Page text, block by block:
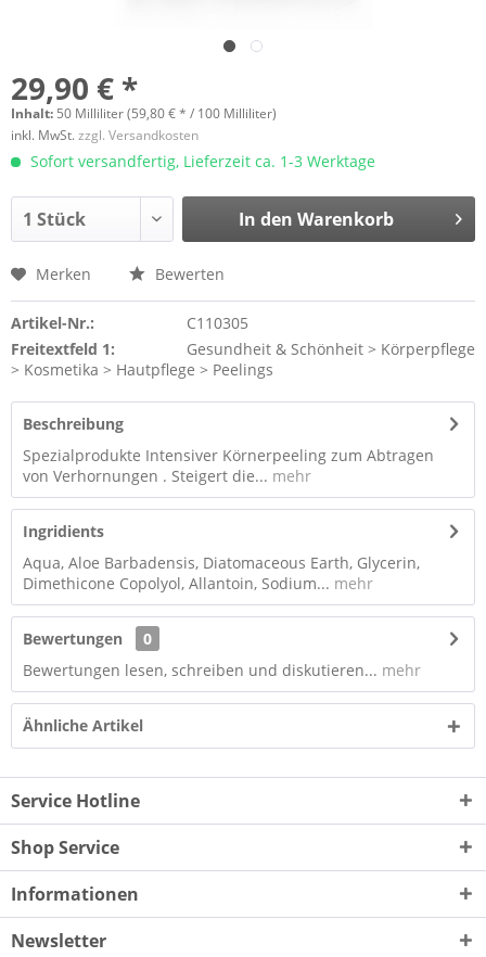
29,90 € *
Inhalt: 50 Milliliter (59,80 € * / 100 Milliliter)
inkl. MwSt.zzgl. Versandkosten
Sofort versandfertig, Lieferzeit ca. 1-3 Werktage
In den Warenkorb
Merken Bewerten
Artikel-Nr.:
C110305
Freitextfeld 1:
Gesundheit & Schönheit > Körperpflege
> Kosmetika > Hautpflege > Peelings
Beschreibung
Spezialprodukte Intensiver Körnerpeeling zum Abtragen
von Verhornungen . Steigert die... mehr
Ingridients
Aqua, Aloe Barbadensis, Diatomaceous Earth, Glycerin,
Dimethicone Copolyol, Allantoin, Sodium... mehr
Bewertungen
0
Bewertungen lesen, schreiben und diskutieren... mehr
Ähnliche Artikel
Service Hotline
Shop Service
Informationen
Newsletter